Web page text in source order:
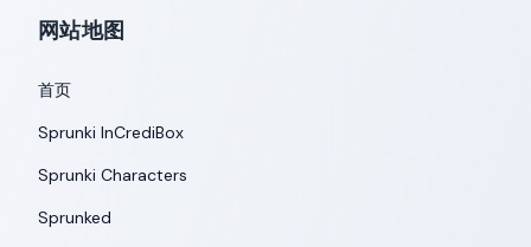
网站地图
首页
Sprunki InCrediBox
Sprunki Characters
Sprunked